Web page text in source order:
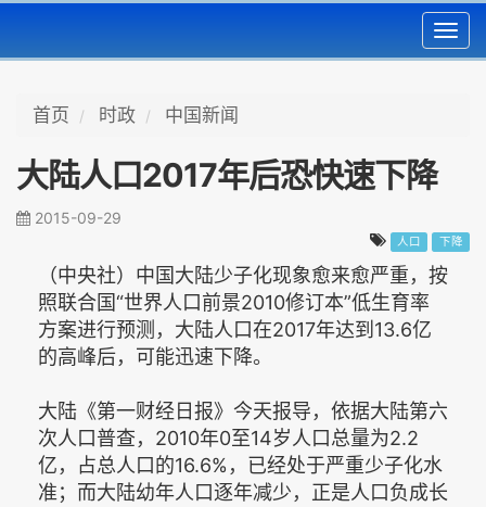
首页 时政 中国新闻
大陆人口2017年后恐快速下降
2015-09-29
人口 下降
（中央社）中国大陆少子化现象愈来愈严重，按
照联合国“世界人口前景2010修订本”低生育率
方案进行预测，大陆人口在2017年达到13.6亿
的高峰后，可能迅速下降。
大陆《第一财经日报》今天报导，依据大陆第六
次人口普查，2010年0至14岁人口总量为2.2
亿，占总人口的16.6%，已经处于严重少子化水
准；而大陆幼年人口逐年减少，正是人口负成长